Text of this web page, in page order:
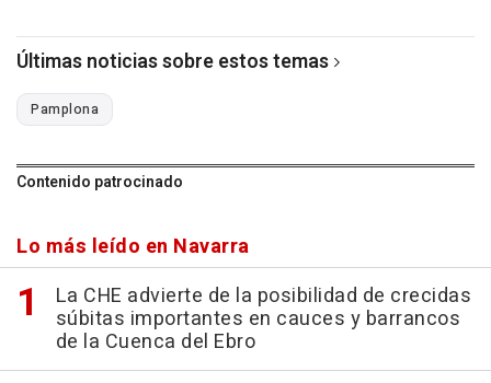
Últimas noticias sobre estos temas
Pamplona
Contenido patrocinado
Lo más leído en Navarra
La CHE advierte de la posibilidad de crecidas
súbitas importantes en cauces y barrancos
de la Cuenca del Ebro